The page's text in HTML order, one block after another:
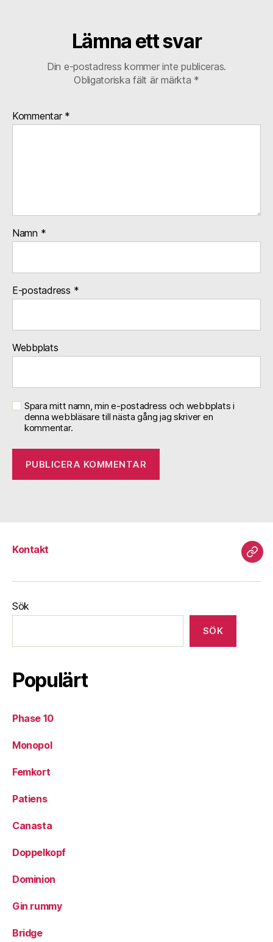
Lämna ett svar
Din e-postadress kommer inte publiceras.
Obligatoriska fält är märkta *
Kommentar *
Namn *
E-postadress *
Webbplats
Spara mitt namn, min e-postadress och webbplats i
denna webbläsare till nästa gång jag skriver en
kommentar.
Kontakt
Sök
SÖK
Populärt
Phase 10
Monopol
Femkort
Patiens
Canasta
Doppelkopf
Dominion
Gin rummy
Bridge